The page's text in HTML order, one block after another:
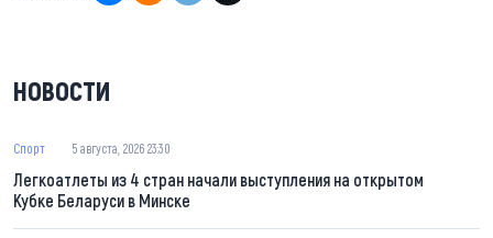
НОВОСТИ
Спорт 5 августа, 2026 23:30
Легкоатлеты из 4 стран начали выступления на открытом
Кубке Беларуси в Минске